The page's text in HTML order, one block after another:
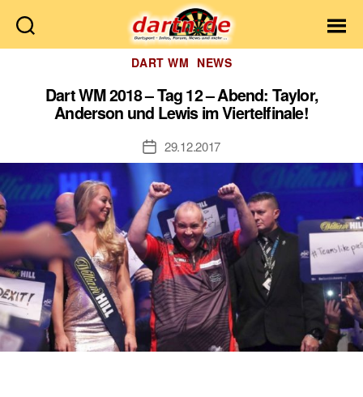
Dartn.de
Kategorien
DART WM NEWS
Dart WM 2018 – Tag 12 – Abend: Taylor,
Anderson und Lewis im Viertelfinale!
Veröffentlichungsdatum
29.12.2017